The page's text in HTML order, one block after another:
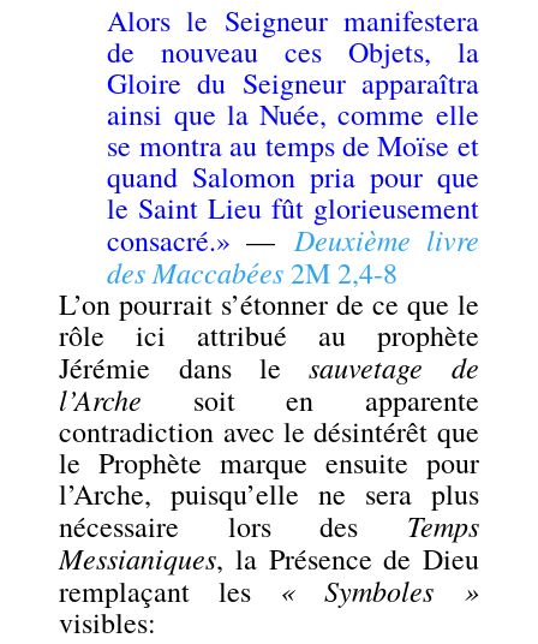
Alors le Seigneur manifestera
de nouveau ces Objets, la
Gloire du Seigneur apparaîtra
ainsi que la Nuée, comme elle
se montra au temps de Moïse et
quand Salomon pria pour que
le Saint Lieu fût glorieusement
consacré.» — Deuxième livre
des Maccabées 2M 2,4-8
L’on pourrait s’étonner de ce que le
rôle ici attribué au prophète
Jérémie dans lesauvetage de
l’Arche soit en apparente
contradiction avec le désintérêt que
le Prophète marque ensuite pour
l’Arche, puisqu’elle ne sera plus
nécessaire lors des Temps
Messianiques, la Présence de Dieu
remplaçant les « Symboles »
visibles: